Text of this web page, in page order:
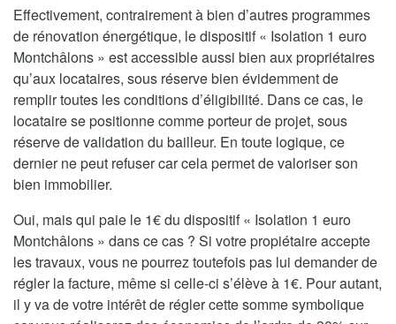
Effectivement, contrairement à bien d’autres programmes
de rénovation énergétique, le dispositif « Isolation 1 euro
Montchâlons » est accessible aussi bien aux propriétaires
qu’aux locataires, sous réserve bien évidemment de
remplir toutes les conditions d’éligibilité. Dans ce cas, le
locataire se positionne comme porteur de projet, sous
réserve de validation du bailleur. En toute logique, ce
dernier ne peut refuser car cela permet de valoriser son
bien immobilier.
Oui, mais qui paie le 1€ du dispositif « Isolation 1 euro
Montchâlons » dans ce cas ? Si votre propiétaire accepte
les travaux, vous ne pourrez toutefois pas lui demander de
régler la facture, même si celle-ci s’élève à 1€. Pour autant,
il y va de votre intérêt de régler cette somme symbolique